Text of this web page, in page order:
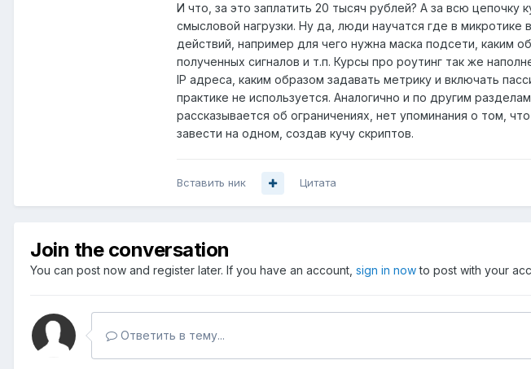
И что, за это заплатить 20 тысяч рублей? А за всю цепочку
смысловой нагрузки. Ну да, люди научатся где в
действий, например для чего нужна маска подсети, каким
полученных сигналов и т.п. Курсы про роутинг так же
IP адреса, каким образом задавать метрику и включать
практике не используется. Аналогично и по другим
рассказывается об ограничениях, нет упоминания о том,
завести на одном, создав кучу скриптов.
Вставить ник Цитата
Join the conversation
You can post now and register later. If you have an account, sign in nowto post with your
Ответить в тему...